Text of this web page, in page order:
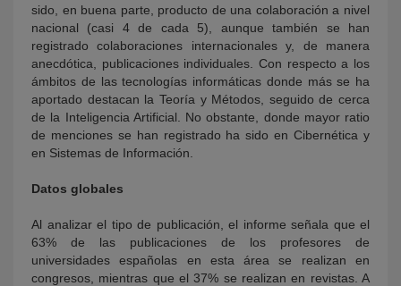
sido, en buena parte, producto de una colaboración a nivel
nacional (casi 4 de cada 5), aunque también se han
registrado colaboraciones internacionales y, de manera
anecdótica, publicaciones individuales. Con respecto a los
ámbitos de las tecnologías informáticas donde más se ha
aportado destacan la Teoría y Métodos, seguido de cerca
de la Inteligencia Artificial. No obstante, donde mayor ratio
de menciones se han registrado ha sido en Cibernética y
en Sistemas de Información.
Datos globales
Al analizar el tipo de publicación, el informe señala que el
63% de las publicaciones de los profesores de
universidades españolas en esta área se realizan en
congresos, mientras que el 37% se realizan en revistas. A